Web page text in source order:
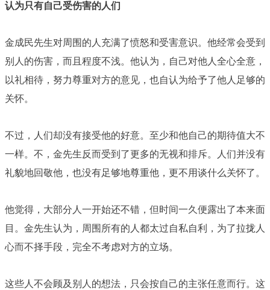
认为只有自己受伤害的人们
金成民先生对周围的人充满了愤怒和受害意识。他经常会受到
别人的伤害，而且程度不浅。他认为，自己对他人全心全意，
以礼相待，努力尊重对方的意见，也自认为给予了他人足够的
关怀。
不过，人们却没有接受他的好意。至少和他自己的期待值大不
一样。不，金先生反而受到了更多的无视和排斥。人们并没有
礼貌地回敬他，也没有足够地尊重他，更不用谈什么关怀了。
他觉得，大部分人一开始还不错，但时间一久便露出了本来面
目。金先生认为，周围所有的人都太过自私自利，为了拉拢人
心而不择手段，完全不考虑对方的立场。
这些人不会顾及别人的想法，只会按自己的主张任意而行。这